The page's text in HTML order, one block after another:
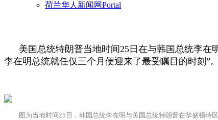
荷兰华人新闻网Portal
美国总统特朗普当地时间25日在与韩国总统李在
李在明总统就任仅三个月便迎来了最受瞩目的时刻”。
图为当地时间25 日，韩国总统李在明与美国总统特朗普在华盛顿特